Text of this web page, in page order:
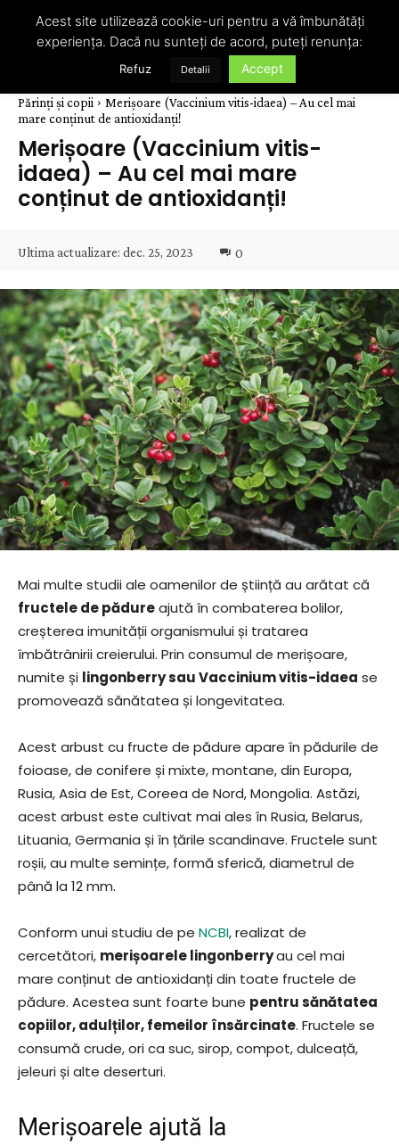
Părinți și copii
Merișoare (Vaccinium vitis-idaea) – Au cel mai
mare conținut de antioxidanți!
Merișoare (Vaccinium vitis-
idaea) – Au cel mai mare
conținut de antioxidanți!
Ultima actualizare: dec. 25, 2023 0
Mai multe studii ale oamenilor de știință au arătat că
fructele de pădureajută în combaterea bolilor,
creșterea imunității organismului și tratarea
îmbătrânirii creierului. Prin consumul de merișoare,
numite și lingonberry sau Vaccinium vitis-idaea se
promovează sănătatea și longevitatea.
Acest arbust cu fructe de pădure apare în pădurile de
foioase, de conifere și mixte, montane, din Europa,
Rusia, Asia de Est, Coreea de Nord, Mongolia. Astăzi,
acest arbust este cultivat mai ales în Rusia, Belarus,
Lituania, Germania și în țările scandinave. Fructele sunt
roșii, au multe semințe, formă sferică, diametrul de
până la 12 mm.
Conform unui studiu de pe NCBI, realizat de
cercetători, merișoarele lingonberryau cel mai
mare conținut de antioxidanți din toate fructele de
pădure. Acestea sunt foarte bune pentru sănătatea
copiilor, adulților, femeilor însărcinate. Fructele se
consumă crude, ori ca suc, sirop, compot, dulceață,
jeleuri și alte deserturi.
Merișoarele ajută la
Acest site utilizează cookie-uri pentru a vă îmbunătăți
experiența. Dacă nu sunteți de acord, puteți renunța:
Refuz Detalii Accept